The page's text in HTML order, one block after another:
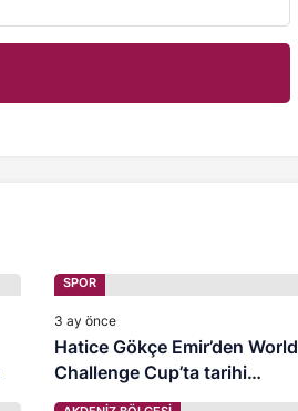
SPOR
3 ay önce
Hatice Gökçe Emir’den World
Challenge Cup’ta tarihi
madalya